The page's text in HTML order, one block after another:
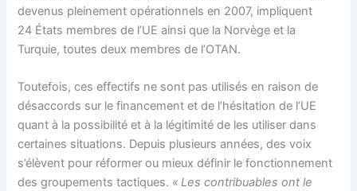
devenus pleinement opérationnels en 2007, impliquent
24 États membres de l’UE ainsi que la Norvège et la
Turquie, toutes deux membres de l’OTAN.
Toutefois, ces effectifs ne sont pas utilisés en raison de
désaccords sur le financement et de l’hésitation de l’UE
quant à la possibilité et à la légitimité de les utiliser dans
certaines situations. Depuis plusieurs années, des voix
s’élèvent pour réformer ou mieux définir le fonctionnement
des groupements tactiques. « Les contribuables ont le